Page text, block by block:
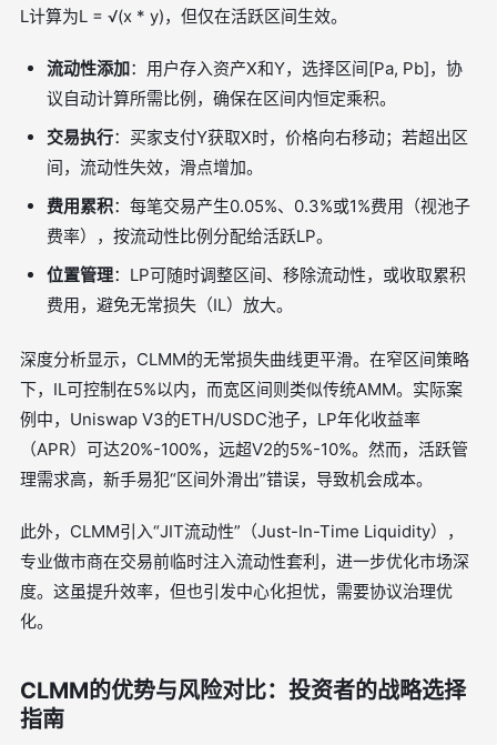
L计算为L = √(x * y)，但仅在活跃区间生效。
流动性添加：用户存入资产X和Y，选择区间[Pa, Pb]，协
议自动计算所需比例，确保在区间内恒定乘积。
交易执行：买家支付Y获取X时，价格向右移动；若超出区
间，流动性失效，滑点增加。
费用累积：每笔交易产生0.05%、0.3%或1%费用（视池子
费率），按流动性比例分配给活跃LP。
位置管理：LP可随时调整区间、移除流动性，或收取累积
费用，避免无常损失（IL）放大。
深度分析显示，CLMM的无常损失曲线更平滑。在窄区间策略
下，IL可控制在5%以内，而宽区间则类似传统AMM。实际案
例中，Uniswap V3的ETH/USDC池子，LP年化收益率
（APR）可达20%-100%，远超V2的5%-10%。然而，活跃管
理需求高，新手易犯“区间外滑出”错误，导致机会成本。
此外，CLMM引入“JIT流动性”（Just-In-Time Liquidity），
专业做市商在交易前临时注入流动性套利，进一步优化市场深
度。这虽提升效率，但也引发中心化担忧，需要协议治理优
化。
CLMM的优势与风险对比：投资者的战略选择
指南